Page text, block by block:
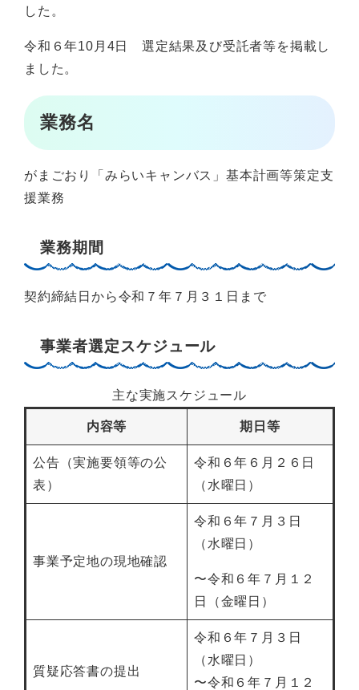
した。
令和６年10月4日 選定結果及び受託者等を掲載し
ました。
業務名
がまごおり「みらいキャンバス」基本計画等策定支
援業務
業務期間
契約締結日から令和７年７月３１日まで
事業者選定スケジュール
主な実施スケジュール
内容等 期日等
公告（実施要領等の公
表）
令和６年６月２６日
（水曜日）
事業予定地の現地確認
令和６年７月３日
（水曜日）
〜令和６年７月１２
日（金曜日）
質疑応答書の提出
令和６年７月３日
（水曜日）
〜令和６年７月１２